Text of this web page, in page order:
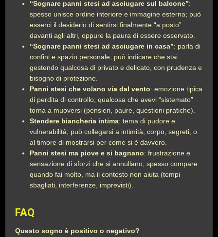
“Sognare panni stesi ad asciugare sul balcone”:
spesso unisce ordine interiore e immagine esterna; può
esserci il desiderio di sentirsi finalmente “a posto”
davanti agli altri, oppure la paura di essere osservato.
“Sognare panni stesi ad asciugare in casa”: parla di
confini e spazio personale; può indicare che stai
gestendo qualcosa di privato e delicato, con prudenza e
bisogno di protezione.
Panni stesi che volano via dal vento: emozione tipica
di perdita di controllo; qualcosa che avevi “sistemato”
torna a muoversi (pensieri, paure, questioni pratiche).
Stendere biancheria intima: tema di pudore e
vulnerabilità; può collegarsi a intimità, corpo, segreti, o
al timore di mostrarsi per come si è davvero.
Panni stesi ma piove e si bagnano: frustrazione e
sensazione di sforzi che si annullano; spesso compare
quando fai molto, ma il contesto non aiuta (tempi
sbagliati, interferenze, imprevisti).
FAQ
Questo sogno è positivo o negativo?